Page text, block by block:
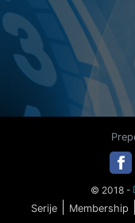
© 2018 -
Serije
Membership